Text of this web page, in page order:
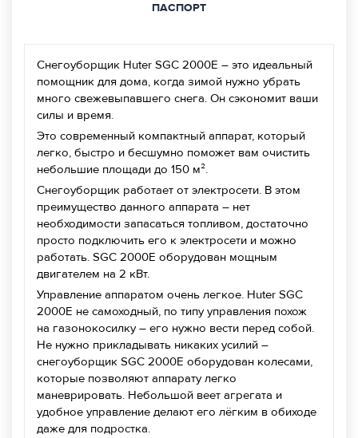
ПАСПОРТ
Снегоуборщик Huter SGC 2000E – это идеальный
помощник для дома, когда зимой нужно убрать
много свежевыпавшего снега. Он сэкономит ваши
силы и время.
Это современный компактный аппарат, который
легко, быстро и бесшумно поможет вам очистить
небольшие площади до 150 м².
Снегоуборщик работает от электросети. В этом
преимущество данного аппарата – нет
необходимости запасаться топливом, достаточно
просто подключить его к электросети и можно
работать. SGC 2000E оборудован мощным
двигателем на 2 кВт.
Управление аппаратом очень легкое. Huter SGC
2000E не самоходный, по типу управления похож
на газонокосилку – его нужно вести перед собой.
Не нужно прикладывать никаких усилий –
снегоуборщик SGC 2000E оборудован колесами,
которые позволяют аппарату легко
маневрировать. Небольшой веет агрегата и
удобное управление делают его лёгким в обиходе
даже для подростка.